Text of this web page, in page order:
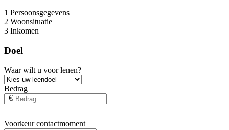
1 Persoonsgegevens
2 Woonsituatie
3 Inkomen
Doel
Waar wilt u voor lenen?
Bedrag
€
Voorkeur contactmoment